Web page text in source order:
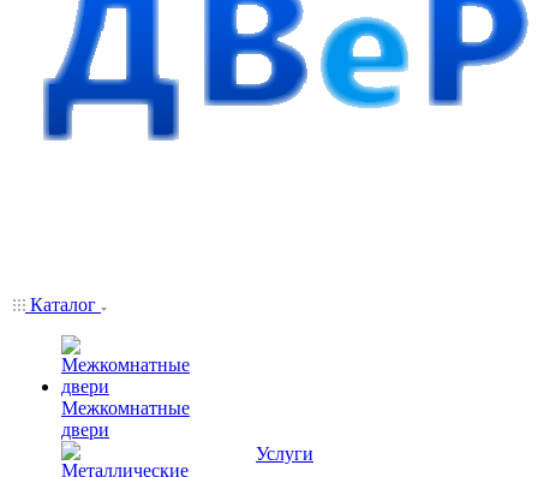
Каталог
Межкомнатные
двери
Услуги